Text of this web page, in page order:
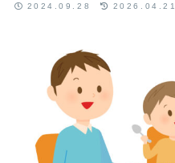
2024.09.28 2026.04.21